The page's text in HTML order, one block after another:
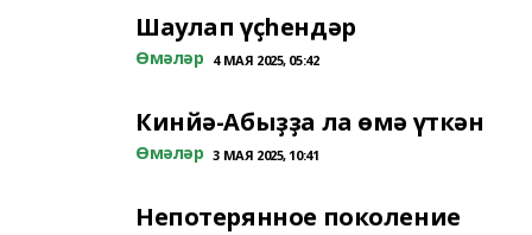
Шаулап үҫһендәр
Өмәләр 4 МАЯ 2025, 05:42
Кинйә-Абыҙҙа ла өмә үткән
Өмәләр 3 МАЯ 2025, 10:41
Непотерянное поколение